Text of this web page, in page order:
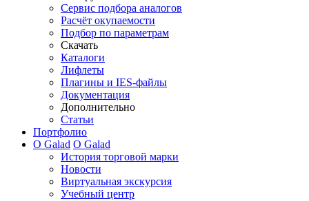
Сервис подбора аналогов
Расчёт окупаемости
Подбор по параметрам
Скачать
Каталоги
Лифлеты
Плагины и IES-файлы
Документация
Дополнительно
Статьи
Портфолио
О Galad О Galad
История торговой марки
Новости
Виртуальная экскурсия
Учебный центр